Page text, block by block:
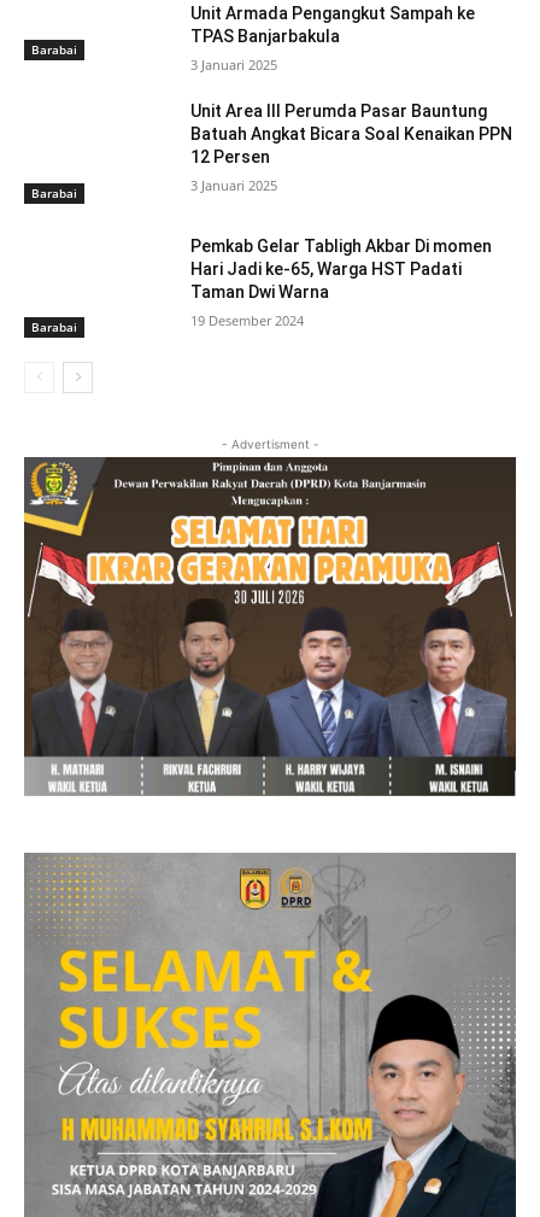
Barabai
Unit Armada Pengangkut Sampah ke
TPAS Banjarbakula
3 Januari 2025
Barabai
Unit Area III Perumda Pasar Bauntung
Batuah Angkat Bicara Soal Kenaikan PPN
12 Persen
3 Januari 2025
Barabai
Pemkab Gelar Tabligh Akbar Di momen
Hari Jadi ke-65, Warga HST Padati
Taman Dwi Warna
19 Desember 2024
- Advertisment -